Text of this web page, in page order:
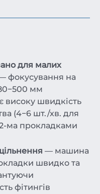
для малих
фокусування на
мм
високу швидкість
(4−6 шт./хв. для
2-ма прокладками
— машина
швидко та
фітингів